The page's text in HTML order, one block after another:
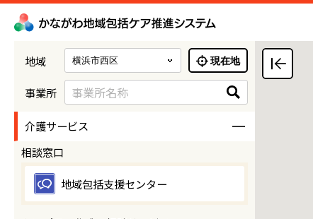
地域 現在地
事業所 事業所名称
介護サービス
相談窓口
地域包括支援センター